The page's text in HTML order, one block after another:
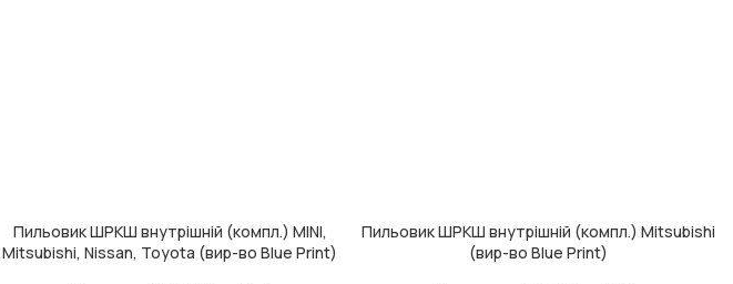
ДОДАТИ В КОШИК
Пильовик ШРКШ внутрішній (компл.) MINI,
Mitsubishi, Nissan, Toyota (вир-во Blue Print)
ДОДАТИ В КОШИК
Пильовик ШРКШ внутрішній (компл.) Mitsubishi
(вир-во Blue Print)